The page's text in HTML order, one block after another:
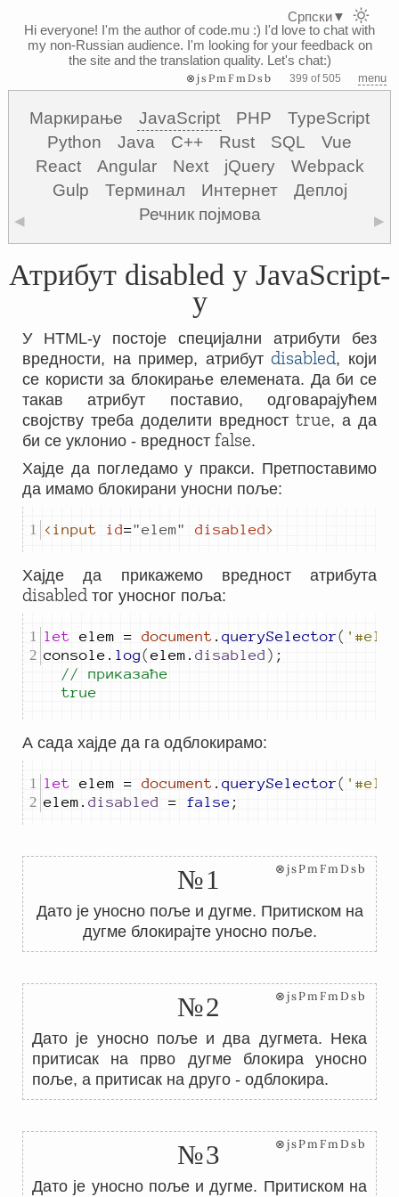
Hi everyone! I'm the author of code.mu :) I'd love to chat with
my non-Russian audience. I'm looking for your feedback on
the site and the translation quality. Let's chat:)
⊗jsPmFmDsb 399 of 505 menu
Маркирање JavaScript PHP
TypeScript
Python
Java C++ Rust SQL
Vue
React
Angular Next jQuery
Webpack
Gulp
Терминал Интернет
Деплој
Речник појмова
◀ ▶
Атрибут disabled у JavaScript-
у
У HTML-у постоје специјални атрибути без
вредности, на пример, атрибутdisabled, који
се користи за блокирање елемената. Да би се
такав атрибут поставио, одговарајућем
својству треба доделити вредност true, а да
би се уклонио - вредност false.
Хајде да погледамо у пракси. Претпоставимо
да имамо блокирани уносни поље:
<input id="elem" disabled>
Хајде да прикажемо вредност атрибута
disabledтог уносног поља:
let elem = document . querySelector(
console . log( elem . disabled ) ;
// приказаће
true
А сада хајде да га одблокирамо:
let elem = document . querySelector(
elem . disabled = false ;
№1 ⊗jsPmFmDsb
Дато је уносно поље и дугме. Притиском на
дугме блокирајте уносно поље.
№2 ⊗jsPmFmDsb
Дато је уносно поље и два дугмета. Нека
притисак на прво дугме блокира уносно
поље, а притисак на друго - одблокира.
№3 ⊗jsPmFmDsb
Дато је уносно поље и дугме. Притиском на
Српски▼